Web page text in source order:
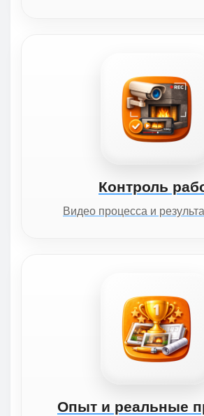
Контроль
Видео процесса и
Опыт и реальные